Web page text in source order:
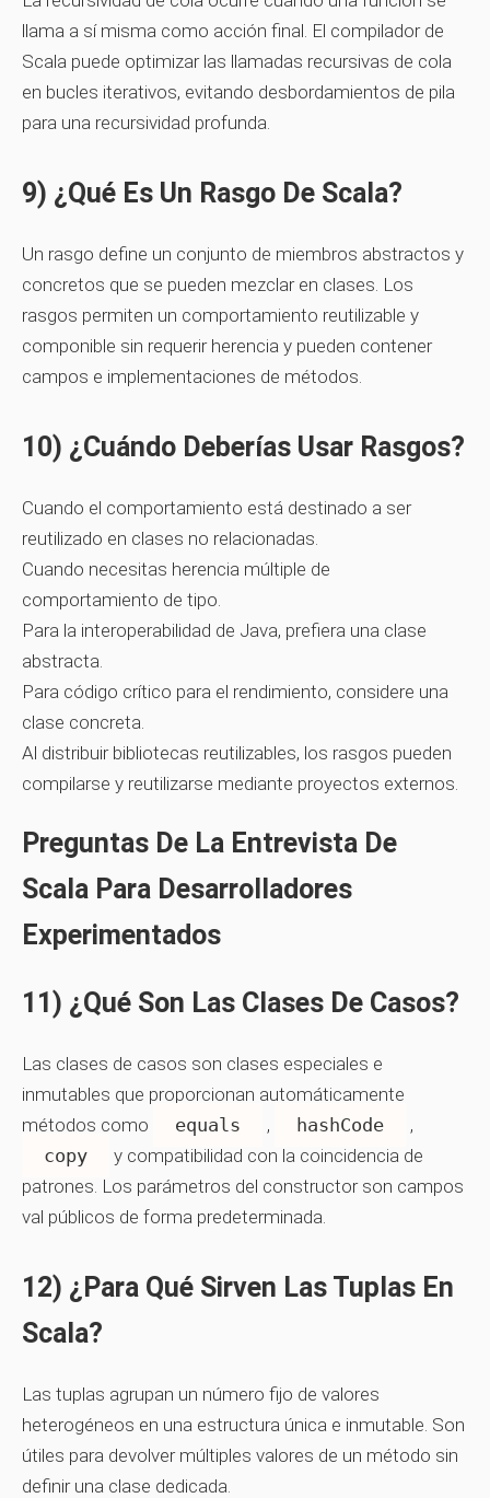
llama a sí misma como acción final. El compilador de
Scala puede optimizar las llamadas recursivas de cola
en bucles iterativos, evitando desbordamientos de pila
para una recursividad profunda.
9) ¿Qué Es Un Rasgo De Scala?
Un rasgo define un conjunto de miembros abstractos y
concretos que se pueden mezclar en clases. Los
rasgos permiten un comportamiento reutilizable y
componible sin requerir herencia y pueden contener
campos e implementaciones de métodos.
10) ¿Cuándo Deberías Usar Rasgos?
Cuando el comportamiento está destinado a ser
reutilizado en clases no relacionadas.
Cuando necesitas herencia múltiple de
comportamiento de tipo.
Para la interoperabilidad de Java, prefiera una clase
abstracta.
Para código crítico para el rendimiento, considere una
clase concreta.
Al distribuir bibliotecas reutilizables, los rasgos pueden
compilarse y reutilizarse mediante proyectos externos.
Preguntas De La Entrevista De
Scala Para Desarrolladores
Experimentados
11) ¿Qué Son Las Clases De Casos?
Las clases de casos son clases especiales e
inmutables que proporcionan automáticamente
métodos como
equals , hashCode
,
copy
y compatibilidad con la coincidencia de
patrones. Los parámetros del constructor son campos
val públicos de forma predeterminada.
12) ¿Para Qué Sirven Las Tuplas En
Scala?
Las tuplas agrupan un número fijo de valores
heterogéneos en una estructura única e inmutable. Son
útiles para devolver múltiples valores de un método sin
definir una clase dedicada.